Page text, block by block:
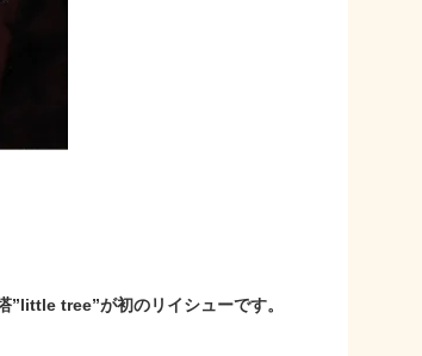
”little tree”が初のリイシューです。